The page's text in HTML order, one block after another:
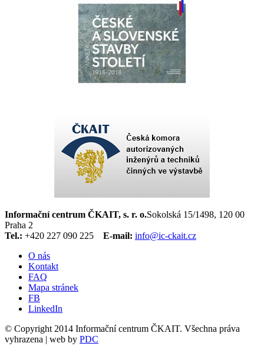
Informační centrum ČKAIT, s. r. o.Sokolská 15/1498, 120 00
Praha 2
Tel.: +420 227 090 225 E-mail: info@ic-ckait.cz
O nás
Kontakt
FAQ
Mapa stránek
FB
LinkedIn
© Copyright 2014 Informační centrum ČKAIT. Všechna práva
vyhrazena | web by PDC